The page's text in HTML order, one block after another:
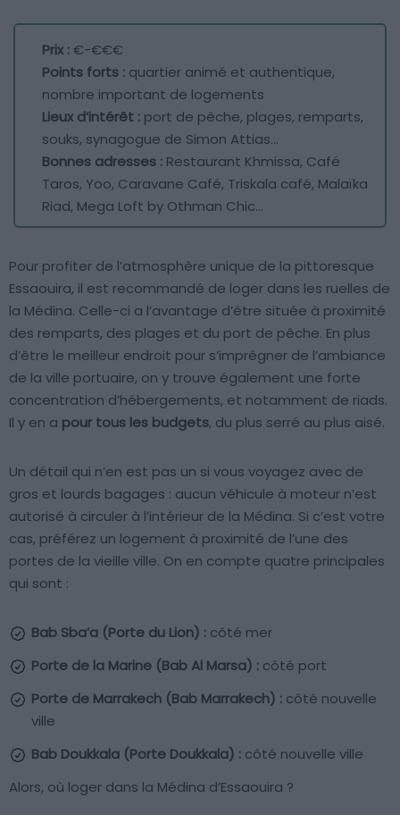
Prix :€-€€€
Points forts : quartier animé et authentique,
nombre important de logements
Lieux d’intérêt : port de pêche, plages, remparts,
souks, synagogue de Simon Attias…
Bonnes adresses : Restaurant Khmissa, Café
Taros, Yoo, Caravane Café, Triskala café, Malaïka
Riad, Mega Loft by Othman Chic…
Pour profiter de l’atmosphère unique de la pittoresque
Essaouira, il est recommandé de loger dans les ruelles de
la Médina. Celle-ci a l’avantage d’être située à proximité
des remparts, des plages et du port de pêche. En plus
d’être le meilleur endroit pour s’imprégner de l’ambiance
de la ville portuaire, on y trouve également une forte
concentration d’hébergements, et notamment de riads.
Il y en a pour tous les budgets, du plus serré au plus aisé.
Un détail qui n’en est pas un si vous voyagez avec de
gros et lourds bagages : aucun véhicule à moteur n’est
autorisé à circuler à l’intérieur de la Médina. Si c’est votre
cas, préférez un logement à proximité de l’une des
portes de la vieille ville. On en compte quatre principales
qui sont :
Bab Sba’a (Porte du Lion) : côté mer
Porte de la Marine (Bab Al Marsa) : côté port
Porte de Marrakech (Bab Marrakech) : côté nouvelle
ville
Bab Doukkala (Porte Doukkala) : côté nouvelle ville
Alors, où loger dans la Médina d’Essaouira ?